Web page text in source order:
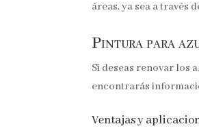
áreas, ya sea a través
Pintura para
Si deseas renovar los
encontrarás
Ventajas y